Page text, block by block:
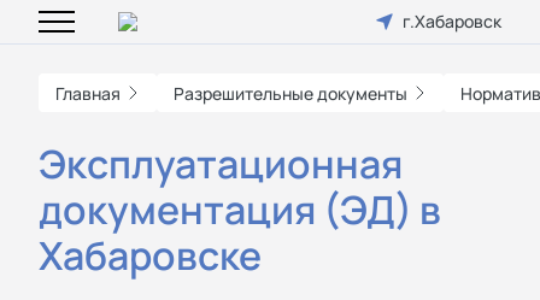
г.Хабаровск
Главная Разрешительные документы
Эксплуатационная
документация (ЭД) в
Хабаровске